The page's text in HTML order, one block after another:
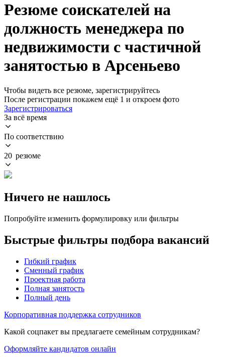
Резюме соискателей на
должность менеджера по
недвижимости с частичной
занятостью в Арсеньево
Чтобы видеть все резюме, зарегистрируйтесь
После регистрации покажем ещё 1 и откроем фото
Зарегистрироваться
За всё время
По соответствию
20 резюме
Ничего не нашлось
Попробуйте изменить формулировку или фильтры
Быстрые фильтры подбора вакансий
Гибкий график
Сменный график
Проектная работа
Полная занятость
Полный день
Корпоративная поддержка сотрудников
Какой соцпакет вы предлагаете семейным сотрудникам?
Оформляйте кандидатов онлайн